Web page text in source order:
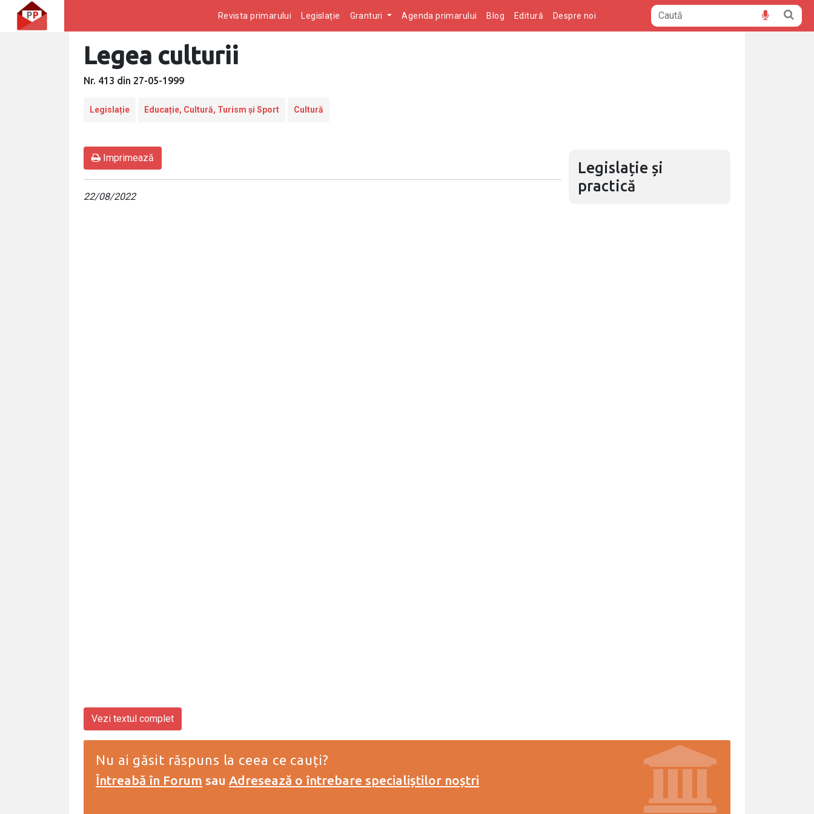
Revista primarului Legislație Granturi Agenda primarului Blog Editură Despre noi
Legea culturii
Nr. 413 din 27-05-1999
Legislație Educație, Cultură, Turism și Sport Cultură
Imprimează
22/08/2022
Legislație și
practică
Vezi textul complet
Nu ai găsit răspuns la ceea ce cauți?
Întreabă în Forum sau Adresează o întrebare specialiștilor noștri